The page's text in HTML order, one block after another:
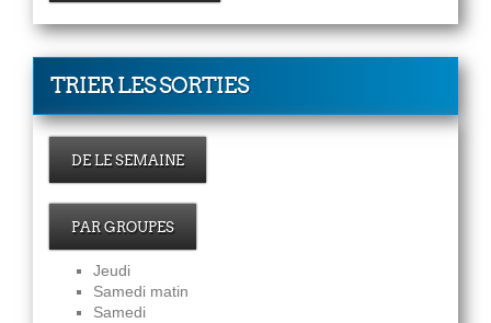
TRIER LES SORTIES
DE LE SEMAINE
PAR GROUPES
Jeudi
Samedi matin
Samedi